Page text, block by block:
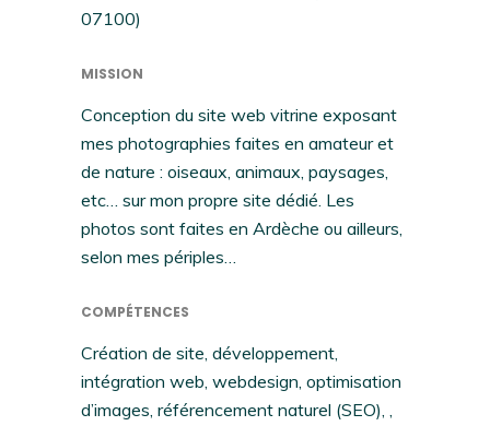
07100)
MISSION
Conception du site web vitrine exposant
mes photographies faites en amateur et
de nature : oiseaux, animaux, paysages,
etc… sur mon propre site dédié. Les
photos sont faites en Ardèche ou ailleurs,
selon mes périples…
COMPÉTENCES
Création de site, développement,
intégration web, webdesign, optimisation
d’images, référencement naturel (SEO), ,